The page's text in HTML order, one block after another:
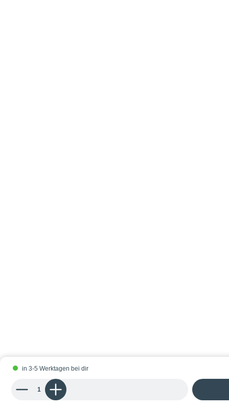
Produkt Anzahl: Gib den gewünschten Wert ein oder benutze die
in 3-5 Werktagen bei dir